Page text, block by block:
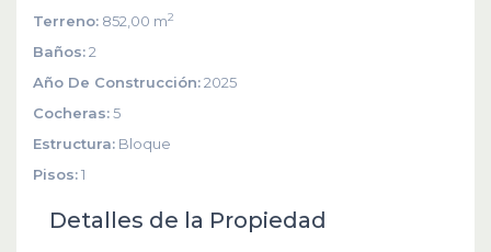
Terreno: 852,00 m2
Baños:2
Año De Construcción:2025
Cocheras:5
Estructura: Bloque
Pisos:1
Detalles de la Propiedad